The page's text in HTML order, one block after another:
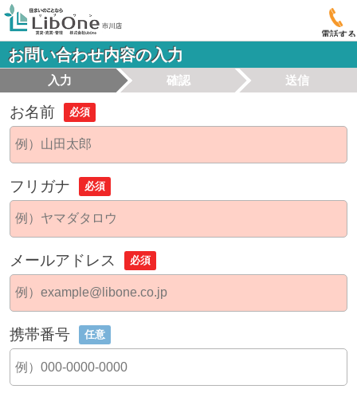
電話する
お問い合わせ内容の入力
入力 確認 送信
お名前 必須
フリガナ 必須
メールアドレス 必須
携帯番号 任意